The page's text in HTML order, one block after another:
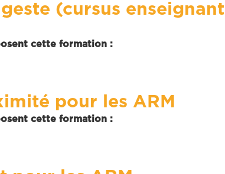
(cursus enseignant
cette formation :
pour les ARM
cette formation :